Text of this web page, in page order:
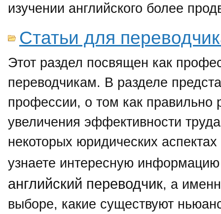
изучении английского более
Статьи для
Этот раздел посвящен как
переводчикам. В разделе
профессии, о том как
увеличения эффективности
некоторых юридических
узнаете интересную
английский переводчик, а
выборе, какие существуют